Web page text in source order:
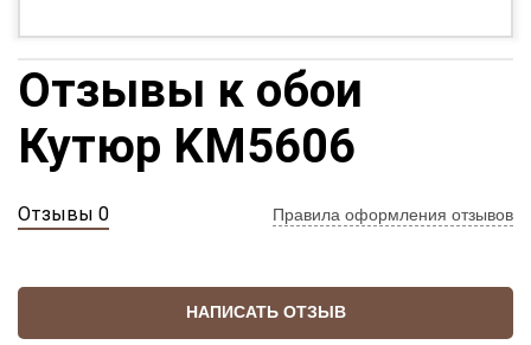
Отзывы к обои
Кутюр KM5606
Отзывы 0 Правила оформления отзывов
НАПИСАТЬ ОТЗЫВ